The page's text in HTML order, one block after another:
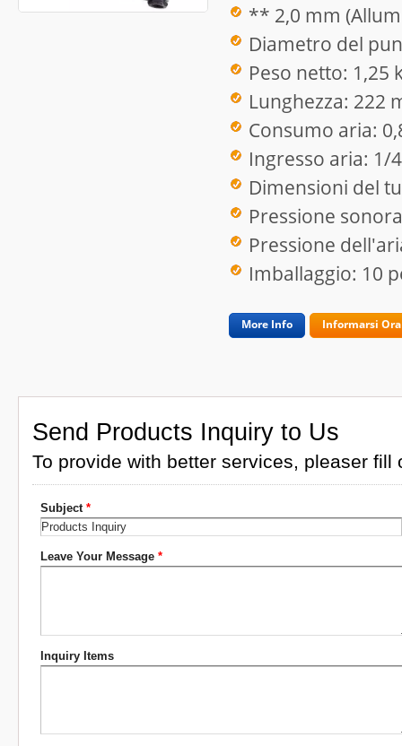
** 2,0 mm
Diametro del
Peso netto: 1,25
Lunghezza: 222
Consumo aria:
Ingresso aria: 1/
Dimensioni del
Pressione
Pressione
Imballaggio: 10
More Info Informarsi Ora